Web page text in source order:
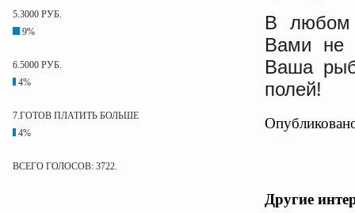
5.3000 РУБ.
9%
6.5000 РУБ.
4%
7.ГОТОВ ПЛАТИТЬ БОЛЬШЕ
4%
ВСЕГО ГОЛОСОВ: 3722.
В любом
Вами не
Ваша
полей!
Другие